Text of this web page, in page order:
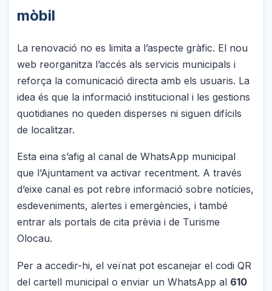
mòbil
La renovació no es limita a l’aspecte gràfic. El nou
web reorganitza l’accés als servicis municipals i
reforça la comunicació directa amb els usuaris. La
idea és que la informació institucional i les gestions
quotidianes no queden disperses ni siguen difícils
de localitzar.
Esta eina s’afig al canal de WhatsApp municipal
que l’Ajuntament va activar recentment. A través
d’eixe canal es pot rebre informació sobre notícies,
esdeveniments, alertes i emergències, i també
entrar als portals de cita prèvia i de Turisme
Olocau.
Per a accedir-hi, el veïnat pot escanejar el codi QR
del cartell municipal o enviar un WhatsApp al 610